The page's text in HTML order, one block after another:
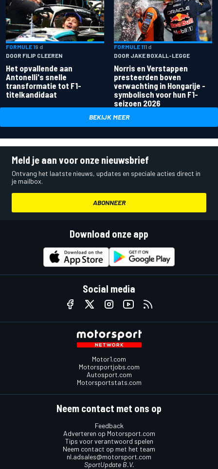
FORMULE 19 d
DOOR FILIP CLEEREN
Het opvallende aan
Antonelli's snelle
transformatie tot F1-
titelkandidaat
FORMULE 111 d
DOOR JAKE BOXALL-LEGGE
Norris en Verstappen
presteerden boven
verwachting in Hongarije -
symbolisch voor hun F1-
seizoen 2026
BEKIJK MEER
Meld je aan voor onze nieuwsbrief
Ontvang het laatste nieuws, updates en speciale acties direct in
je mailbox.
ABONNEER
Download onze app
Social media
Motor1.com
Motorsportjobs.com
Autosport.com
Motorsportstats.com
Neem contact met ons op
Feedback
Adverteren op Motorsport.com
Tips voor verantwoord spelen
Neem contact op met het team
nl.adsales@motorsport.com
SportUpdate B.V.